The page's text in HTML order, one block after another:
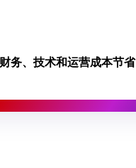
务、技术和运营成本节省